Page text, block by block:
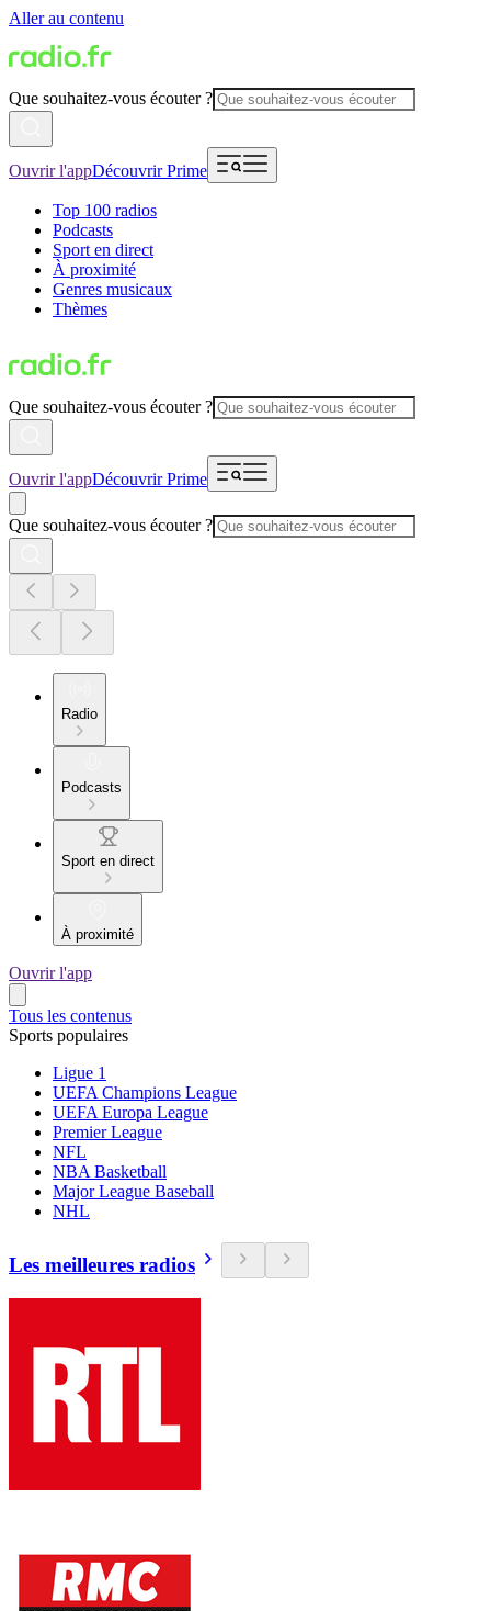
Aller au contenu
Que souhaitez-vous écouter ?
Ouvrir l'appDécouvrir Prime
Top 100 radios
Podcasts
Sport en direct
À proximité
Genres musicaux
Thèmes
Que souhaitez-vous écouter ?
Ouvrir l'appDécouvrir Prime
Que souhaitez-vous écouter ?
Radio
Podcasts
Sport en direct
À proximité
Ouvrir l'app
Tous les contenus
Sports populaires
Ligue 1
UEFA Champions League
UEFA Europa League
Premier League
NFL
NBA Basketball
Major League Baseball
NHL
Les meilleures radios